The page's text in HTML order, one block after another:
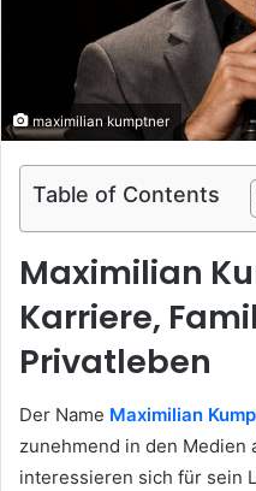
maximilian kumptner
Table of Contents
Maximilian
Karriere,
Privatleben
Der Name Maximilian
zunehmend in den Medien
interessieren sich für sein